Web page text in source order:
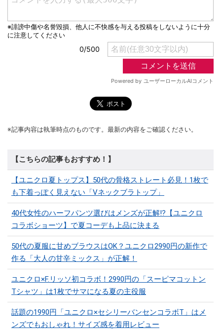
※記事内容は執筆時点のものです。最新の内容をご確認ください。
【こちらの記事もおすすめ！】
【ユニクロ夏トップス】50代の骨格ストレート必見！1枚で
も下着っぽく見えない「Vネックブラトップ」
40代女性のハーフパンツ選びはメンズが正解!?【ユニクロ
コラボショーツ】で夏コーデも上品に決まる
50代の夏服に甘めブラウスはOK？ユニクロ2990円の新作で
作る「大人の甘辛ミックス」が正解！
ユニクロ×F.リッソ初コラボ！2990円の「スーピマコットン
Tシャツ」は1枚でサマになる夏の主役服
話題の1990円「ユニクロ×セシリーバンセンコラボT」はメ
ンズでもおしゃれ！サイズ感を着用レビュー